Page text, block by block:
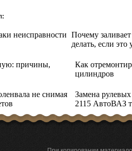
неисправности Почему
делать, если
причины,
Как
цилиндров
не снимая
Замена
2115 АвтоВАЗ